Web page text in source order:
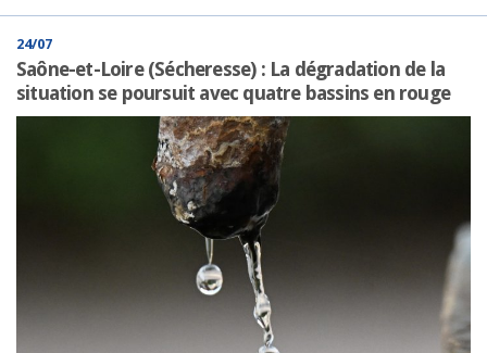
24/07
Saône-et-Loire (Sécheresse) : La dégradation de la
situation se poursuit avec quatre bassins en rouge